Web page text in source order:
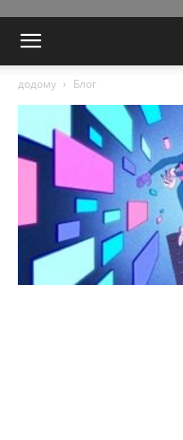
додому Блог